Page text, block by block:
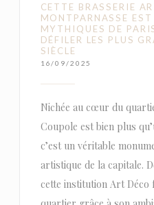
CETTE BRASSERIE
MONTPARNASSE EST
MYTHIQUES DE
DÉFILER LES PLUS
SIÈCLE
16/09/2025
Nichée au cœur du
Coupole est bien plus
c’est un véritable
artistique de la capitale.
cette institution Art